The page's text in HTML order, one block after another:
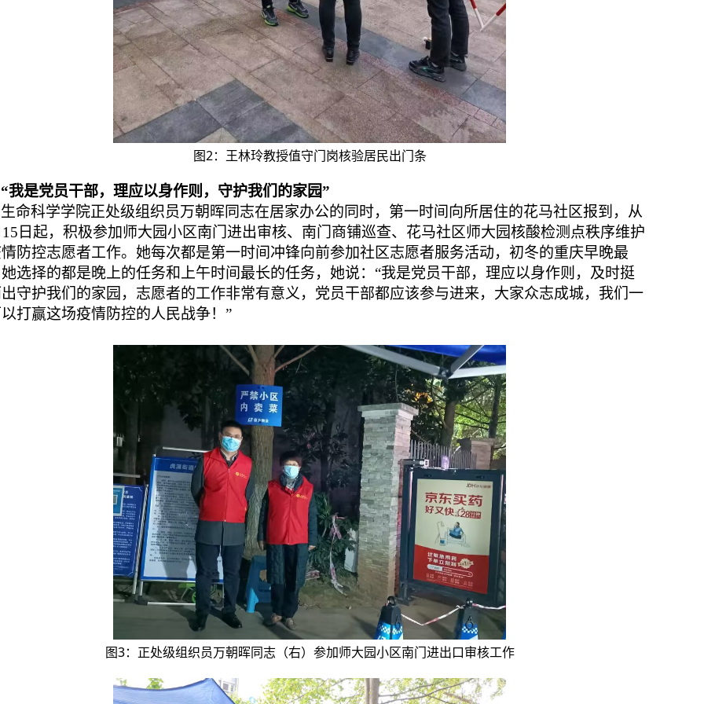
图2：王林玲教授值守门岗核验居民出门条
“我是党员干部，理应以身作则，守护我们的家园”
生命科学学院正处级组织员万朝晖同志在居家办公的同时，第一时间向所居住的花马社区报到，从
15 日起，积极参加师大园小区南门进出审核、南门商铺巡查、花马社区师大园核酸检测点秩序维护
防控志愿者工作。她每次都是第一时间冲锋向前参加社区志愿者服务活动，初冬的重庆早晚最
选择的都是晚上的任务和上午时间最长的任务，她说：“我是党员干部，理应以身作则，及时挺
守护我们的家园，志愿者的工作非常有意义，党员干部都应该参与进来，大家众志成城，我们一
打赢这场疫情防控的人民战争！”
图3：正处级组织员万朝晖同志（右）参加师大园小区南门进出口审核工作